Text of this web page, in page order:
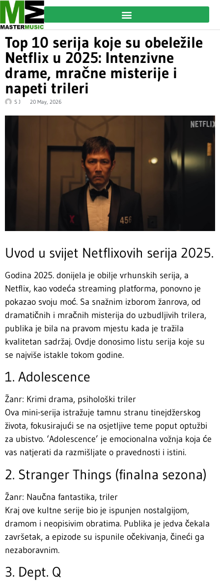
Top 10 serija koje su obeležile
Netflix u 2025: Intenzivne
drame, mračne misterije i
napeti trileri
S J 20 May, 2026
Uvod u svijet Netflixovih serija 2025.
Godina 2025. donijela je obilje vrhunskih serija, a
Netflix, kao vodeća streaming platforma, ponovno je
pokazao svoju moć. Sa snažnim izborom žanrova, od
dramatičnih i mračnih misterija do uzbudljivih trilera,
publika je bila na pravom mjestu kada je tražila
kvalitetan sadržaj. Ovdje donosimo listu serija koje su
se najviše istakle tokom godine.
1. Adolescence
Žanr: Krimi drama, psihološki triler
Ova mini-serija istražuje tamnu stranu tinejdžerskog
života, fokusirajući se na osjetljive teme poput optužbi
za ubistvo. ‘Adolescence’ je emocionalna vožnja koja će
vas natjerati da razmišljate o pravednosti i istini.
2. Stranger Things (finalna sezona)
Žanr: Naučna fantastika, triler
Kraj ove kultne serije bio je ispunjen nostalgijom,
dramom i neopisivim obratima. Publika je jedva čekala
završetak, a epizode su ispunile očekivanja, čineći ga
nezaboravnim.
3. Dept. Q